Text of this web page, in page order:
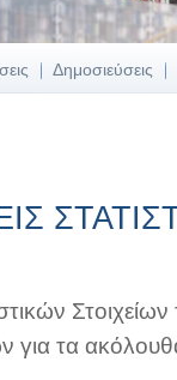
Δημοσιεύσεις
τα ακόλουθα